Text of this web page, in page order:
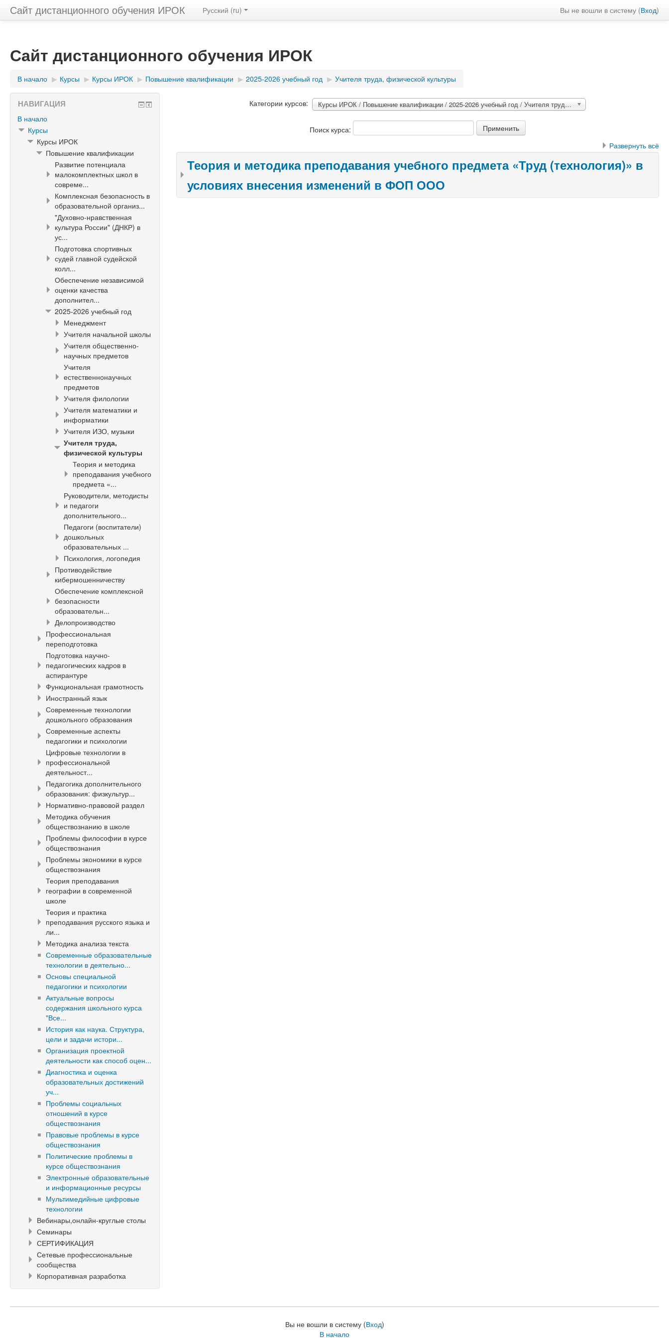
Сайт дистанционного обучения ИРОК Вы не вошли в систему (Вход)
Русский ‎(ru)‎
Сайт дистанционного обучения ИРОК
В начало ▶︎ Курсы ▶︎ Курсы ИРОК ▶︎ Повышение квалификации ▶︎ 2025-2026 учебный год ▶︎ Учителя труда, физической культуры
Категории курсов: Курсы ИРОК / Повышение квалификации / 2025-2026 учебный год / Учителя труда, физической культуры
Поиск курса:
Развернуть всё
Теория и методика преподавания учебного предмета «Труд (технология)» в
условиях внесения изменений в ФОП ООО
НАВИГАЦИЯ
В начало
Курсы
Курсы ИРОК
Повышение квалификации
Развитие потенциала
малокомплектных школ в
совреме...
Комплексная безопасность в
образовательной организ...
"Духовно-нравственная
культура России" (ДНКР) в
ус...
Подготовка спортивных
судей главной судейской
колл...
Обеспечение независимой
оценки качества
дополнител...
2025-2026 учебный год
Менеджмент
Учителя начальной школы
Учителя общественно-
научных предметов
Учителя
естественнонаучных
предметов
Учителя филологии
Учителя математики и
информатики
Учителя ИЗО, музыки
Учителя труда,
физической культуры
Теория и методика
преподавания учебного
предмета «...
Руководители, методисты
и педагоги
дополнительного...
Педагоги (воспитатели)
дошкольных
образовательных ...
Психология, логопедия
Противодействие
кибермошенничеству
Обеспечение комплексной
безопасности
образовательн...
Делопроизводство
Профессиональная
переподготовка
Подготовка научно-
педагогических кадров в
аспирантуре
Функциональная грамотность
Иностранный язык
Современные технологии
дошкольного образования
Современные аспекты
педагогики и психологии
Цифровые технологии в
профессиональной
деятельност...
Педагогика дополнительного
образования: физкультур...
Нормативно-правовой раздел
Методика обучения
обществознанию в школе
Проблемы философии в курсе
обществознания
Проблемы экономики в курсе
обществознания
Теория преподавания
географии в современной
школе
Теория и практика
преподавания русского языка и
ли...
Методика анализа текста
Современные образовательные
технологии в деятельно...
Основы специальной
педагогики и психологии
Актуальные вопросы
содержания школьного курса
"Все...
История как наука. Структура,
цели и задачи истори...
Организация проектной
деятельности как способ оцен...
Диагностика и оценка
образовательных достижений
уч...
Проблемы социальных
отношений в курсе
обществознания
Правовые проблемы в курсе
обществознания
Политические проблемы в
курсе обществознания
Электронные образовательные
и информационные ресурсы
Мультимедийные цифровые
технологии
Вебинары,онлайн-круглые столы
Семинары
СЕРТИФИКАЦИЯ
Сетевые профессиональные
сообщества
Корпоративная разработка
Вы не вошли в систему (Вход)
В начало